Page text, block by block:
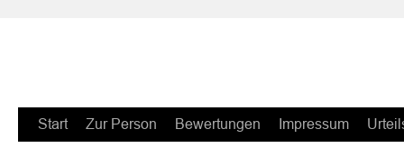
Zum
Start Zur Person Bewertungen Impressum